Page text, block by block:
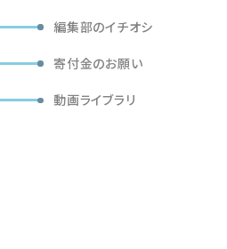
編集部のイチオシ
寄付金のお願い
動画ライブラリ